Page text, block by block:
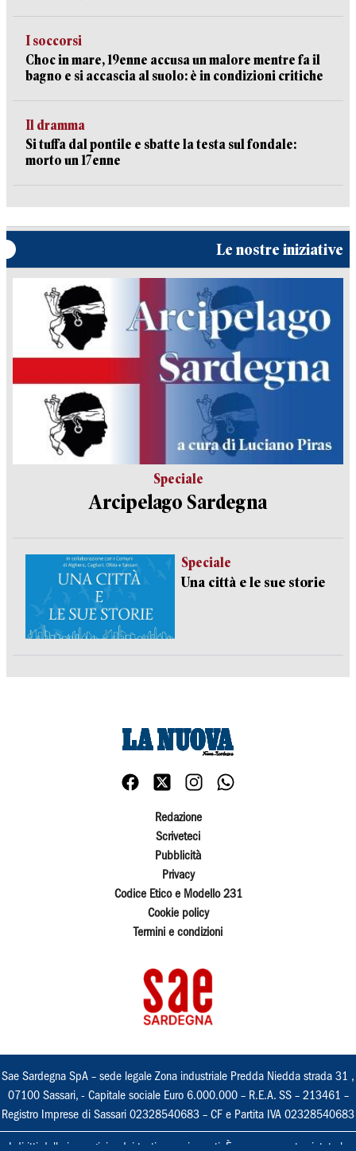
I soccorsi
Choc in mare, 19enne accusa un malore mentre fa il
bagno e si accascia al suolo: è in condizioni critiche
Il dramma
Si tuffa dal pontile e sbatte la testa sul fondale:
morto un 17enne
Le nostre iniziative
Speciale
Arcipelago Sardegna
Speciale
Una città e le sue storie
Redazione
Scriveteci
Pubblicità
Privacy
Codice Etico e Modello 231
Cookie policy
Termini e condizioni
Sae Sardegna SpA – sede legale Zona industriale Predda Niedda strada 31 ,
07100 Sassari, - Capitale sociale Euro 6.000.000 – R.E.A. SS – 213461 –
Registro Imprese di Sassari 02328540683 – CF e Partita IVA 02328540683
I diritti delle immagini e dei testi sono riservati. È espressamente vietata la